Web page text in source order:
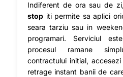
Indiferent de ora sau de zi,
stop iti permite sa aplici
seara tarziu sau in
programari. Serviciul
procesul ramane
contractului initial,
retrage instant banii de